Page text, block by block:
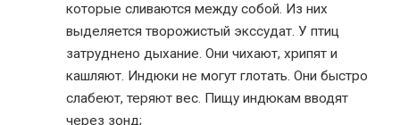
которые сливаются между собой. Из них
выделяется творожистый экссудат. У птиц
затруднено дыхание. Они чихают, хрипят и
кашляют. Индюки не могут глотать. Они быстро
слабеют, теряют вес. Пищу индюкам вводят
через зонд;